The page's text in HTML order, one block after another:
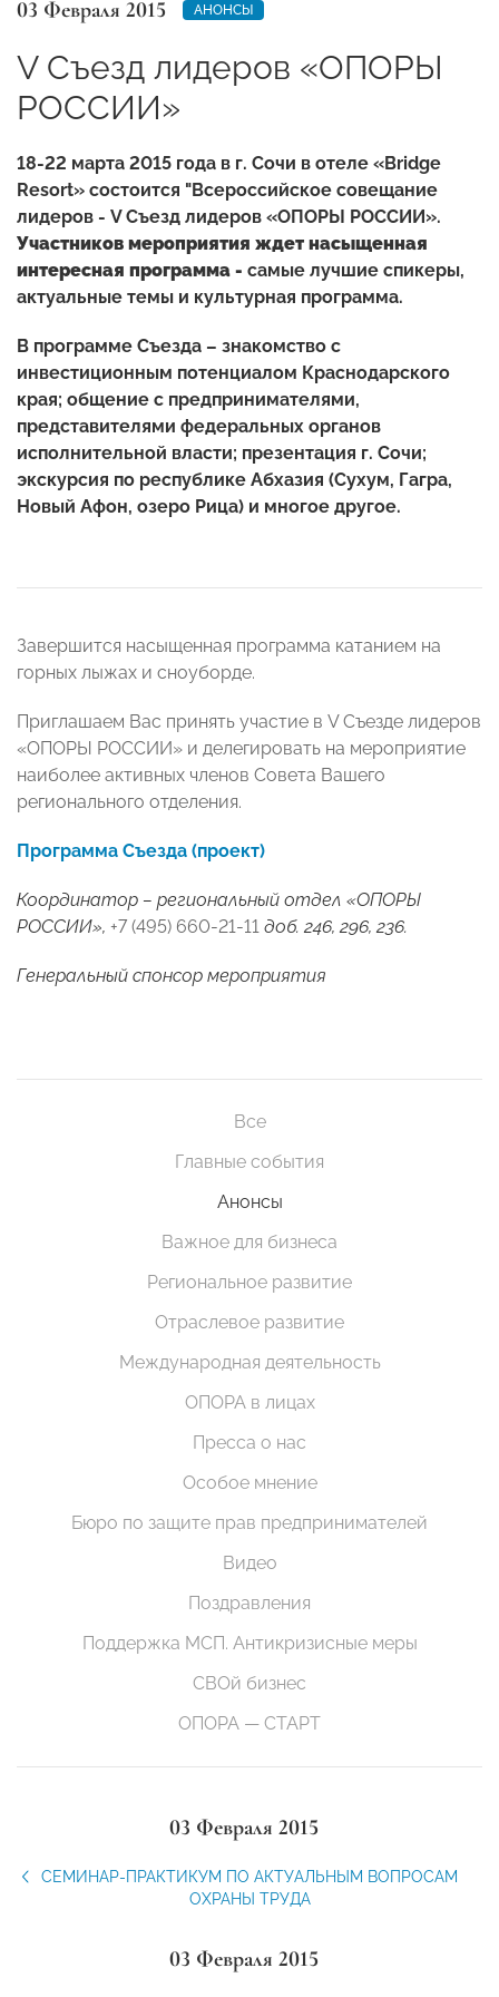
03 Февраля 2015 АНОНСЫ
V Съезд лидеров «ОПОРЫ
РОССИИ»
18-22 марта 2015 года в г. Сочи в отеле «Bridge
Resort» состоится "Всероссийское совещание
лидеров - V Съезд лидеров «ОПОРЫ РОССИИ».
Участников мероприятия ждет насыщенная
интересная программа - самые лучшие спикеры,
актуальные темы и культурная программа.
В программе Съезда – знакомство с
инвестиционным потенциалом Краснодарского
края; общение с предпринимателями,
представителями федеральных органов
исполнительной власти; презентация г. Сочи;
экскурсия по республике Абхазия (Сухум, Гагра,
Новый Афон, озеро Рица) и многое другое.
Завершится насыщенная программа катанием на
горных лыжах и сноуборде.
Приглашаем Вас принять участие в V Съезде лидеров
«ОПОРЫ РОССИИ» и делегировать на мероприятие
наиболее активных членов Совета Вашего
регионального отделения.
Программа Съезда (проект)
Координатор – региональный отдел «ОПОРЫ
РОССИИ», +7 (495) 660-21-11 доб. 246, 296, 236.
Генеральный спонсор мероприятия
Все
Главные события
Анонсы
Важное для бизнеса
Региональное развитие
Отраслевое развитие
Международная деятельность
ОПОРА в лицах
Пресса о нас
Особое мнение
Бюро по защите прав предпринимателей
Видео
Поздравления
Поддержка МСП. Антикризисные меры
СВОй бизнес
ОПОРА — СТАРТ
03 Февраля 2015
СЕМИНАР-ПРАКТИКУМ ПО АКТУАЛЬНЫМ ВОПРОСАМ
ОХРАНЫ ТРУДА
03 Февраля 2015